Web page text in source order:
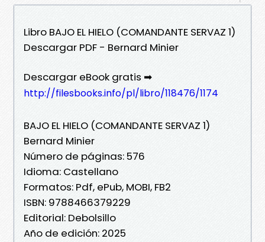
Libro BAJO EL HIELO (COMANDANTE SERVAZ 1)
Descargar PDF - Bernard Minier
Descargar eBook gratis ➡
http://filesbooks.info/pl/libro/118476/1174
BAJO EL HIELO (COMANDANTE SERVAZ 1)
Bernard Minier
Número de páginas: 576
Idioma: Castellano
Formatos: Pdf, ePub, MOBI, FB2
ISBN: 9788466379229
Editorial: Debolsillo
Año de edición: 2025